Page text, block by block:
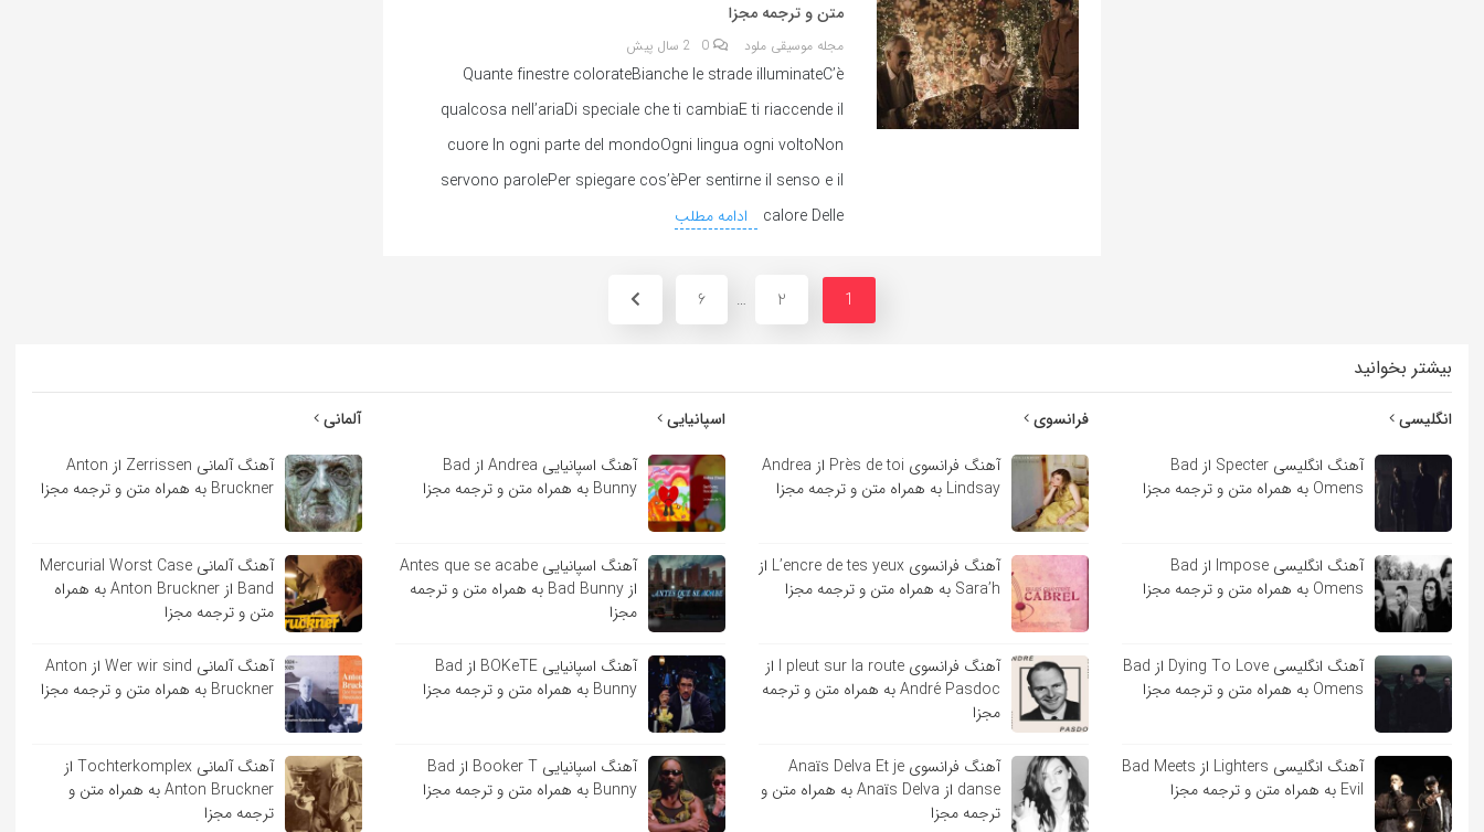
متن و ترجمه مجزا
مجله موسیقی ملود 0 2 سال پیش
Quante finestre colorateBianche le strade illuminateC’è
qualcosa nell’ariaDi speciale che ti cambiaE ti riaccende il
cuore In ogni parte del mondoOgni lingua ogni voltoNon
servono parolePer spiegare cos’èPer sentirne il senso e il
calore Delle
ادامه مطلب
1
2
…
6
بیشتر بخوانید
انگلیسی
آهنگ انگلیسی Specter از Bad
Omens به همراه متن و ترجمه مجزا
آهنگ انگلیسی Impose از Bad
Omens به همراه متن و ترجمه مجزا
آهنگ انگلیسی Dying To Love از Bad
Omens به همراه متن و ترجمه مجزا
آهنگ انگلیسی Lighters از Bad Meets
Evil به همراه متن و ترجمه مجزا
فرانسوی
آهنگ فرانسوی Près de toi از Andrea
Lindsay به همراه متن و ترجمه مجزا
آهنگ فرانسوی L’encre de tes yeux از
Sara’h به همراه متن و ترجمه مجزا
آهنگ فرانسوی l pleut sur la route از
André Pasdoc به همراه متن و ترجمه
مجزا
آهنگ فرانسوی Anaïs Delva Et je
danse از Anaïs Delva به همراه متن و
ترجمه مجزا
اسپانیایی
آهنگ اسپانیایی Andrea از Bad
Bunny به همراه متن و ترجمه مجزا
آهنگ اسپانیایی Antes que se acabe
از Bad Bunny به همراه متن و ترجمه
مجزا
آهنگ اسپانیایی BOKeTE از Bad
Bunny به همراه متن و ترجمه مجزا
آهنگ اسپانیایی Booker T از Bad
Bunny به همراه متن و ترجمه مجزا
آلمانی
آهنگ آلمانی Zerrissen از Anton
Bruckner به همراه متن و ترجمه مجزا
آهنگ آلمانی Mercurial Worst Case
Band از Anton Bruckner به همراه
متن و ترجمه مجزا
آهنگ آلمانی Wer wir sind از Anton
Bruckner به همراه متن و ترجمه مجزا
آهنگ آلمانی Tochterkomplex از
Anton Bruckner به همراه متن و
ترجمه مجزا